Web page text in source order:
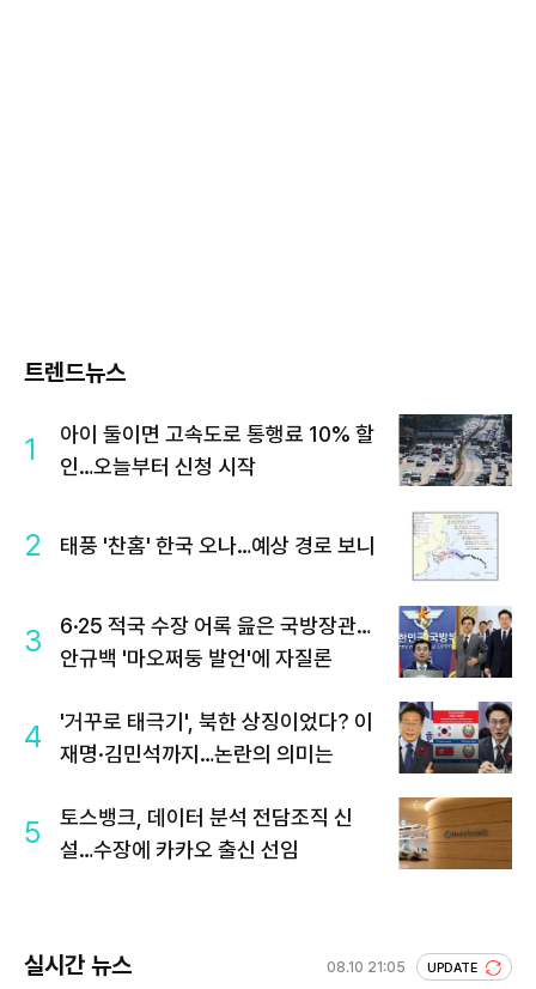
트렌드뉴스
1
아이 둘이면 고속도로 통행료 10% 할
인…오늘부터 신청 시작
2 태풍 '찬홈' 한국 오나…예상 경로 보니
3
6·25 적국 수장 어록 읊은 국방장관…
안규백 '마오쩌둥 발언'에 자질론
4
'거꾸로 태극기', 북한 상징이었다? 이
재명·김민석까지…논란의 의미는
5
토스뱅크, 데이터 분석 전담조직 신
설…수장에 카카오 출신 선임
실시간 뉴스 08.10 21:05 UPDATE